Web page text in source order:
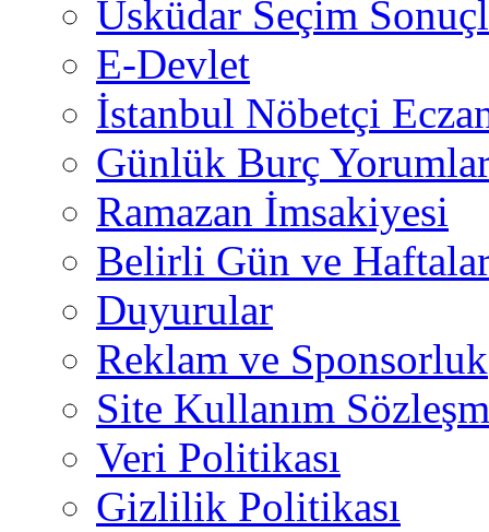
Üsküdar Seçim
E-Devlet
İstanbul Nöbetçi
Günlük Burç
Ramazan İmsakiyesi
Belirli Gün ve
Duyurular
Reklam ve Sponsorluk
Site Kullanım
Veri Politikası
Gizlilik Politikası